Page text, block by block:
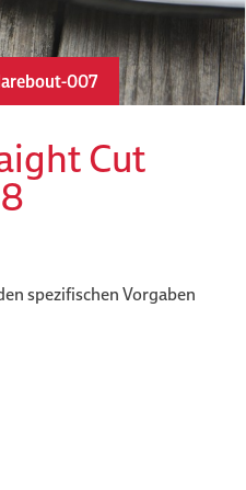
007
Cut
spezifischen Vorgaben